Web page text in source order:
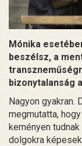
Mónika
beszélsz, a
bizonytalanság
Nagyon gyakran.
megmutatta,
keményen
dolgokra